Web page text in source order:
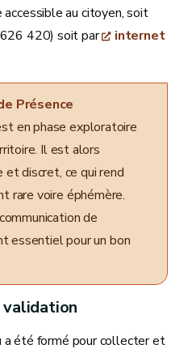
au citoyen, soit
420) soit par
internet
Présence
en phase exploratoire
Il est alors
discret, ce qui rend
rare voire éphémère.
de
essentiel pour un bon
a été formé pour collecter et